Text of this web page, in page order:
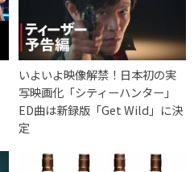
いよいよ映像解禁！日本初の実
写映画化「シティーハンター」
ED曲は新録版「Get Wild」に決
定